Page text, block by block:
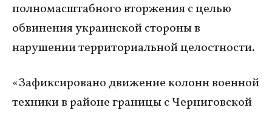
полномасштабного вторжения с целью
обвинения украинской стороны в
нарушении территориальной целостности.
«Зафиксировано движение колонн военной
техники в районе границы с Черниговской